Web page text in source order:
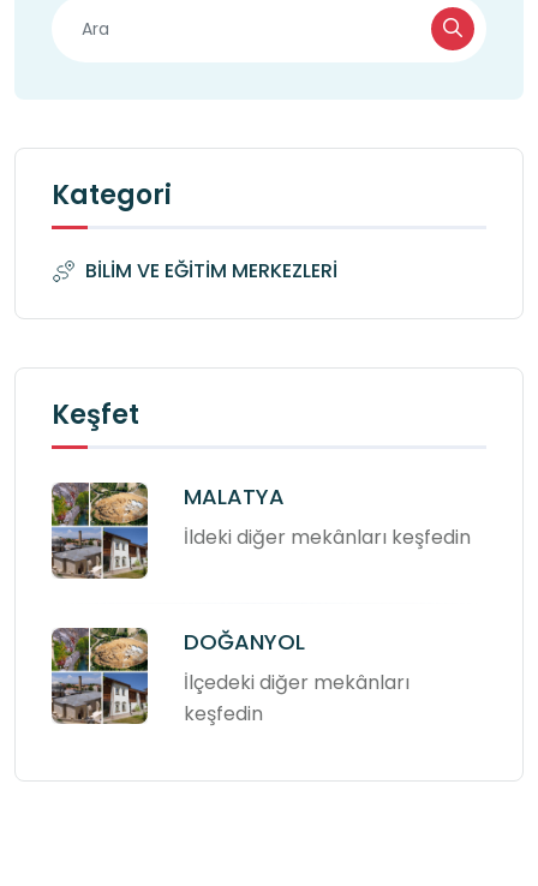
Kategori
BİLİM VE EĞİTİM MERKEZLERİ
Keşfet
MALATYA
İldeki diğer mekânları keşfedin
DOĞANYOL
İlçedeki diğer mekânları
keşfedin